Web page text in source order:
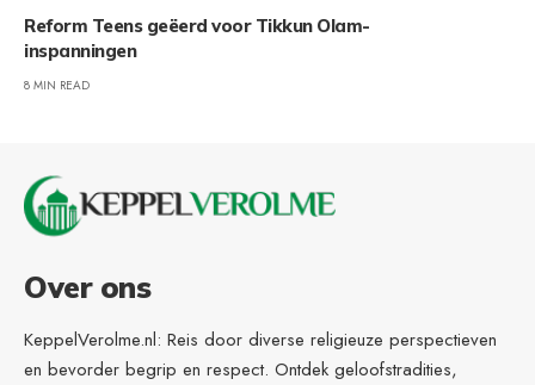
Reform Teens geëerd voor Tikkun Olam-
inspanningen
8 MIN READ
Over ons
KeppelVerolme.nl: Reis door diverse religieuze perspectieven
en bevorder begrip en respect. Ontdek geloofstradities,